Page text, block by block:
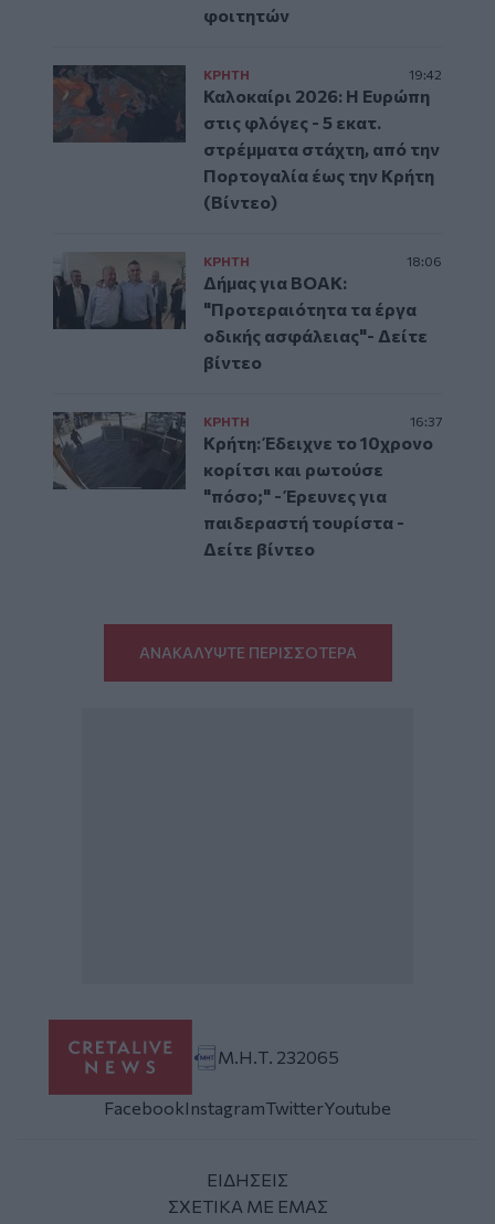
φοιτητών
ΚΡΗΤΗ 19:42
Καλοκαίρι 2026: Η Ευρώπη
στις φλόγες - 5 εκατ.
στρέμματα στάχτη, από την
Πορτογαλία έως την Κρήτη
(Βίντεο)
ΚΡΗΤΗ 18:06
Δήμας για ΒΟΑΚ:
"Προτεραιότητα τα έργα
οδικής ασφάλειας"- Δείτε
βίντεο
ΚΡΗΤΗ 16:37
Κρήτη: Έδειχνε το 10χρονο
κορίτσι και ρωτούσε
"πόσο;" - Έρευνες για
παιδεραστή τουρίστα -
Δείτε βίντεο
ΑΝΑΚΑΛΥΨΤΕ ΠΕΡΙΣΣΟΤΕΡΑ
Μ.Η.Τ. 232065
FacebookInstagramTwitterYoutube
ΕΙΔΗΣΕΙΣ
ΣΧΕΤΙΚΑ ΜΕ ΕΜΑΣ